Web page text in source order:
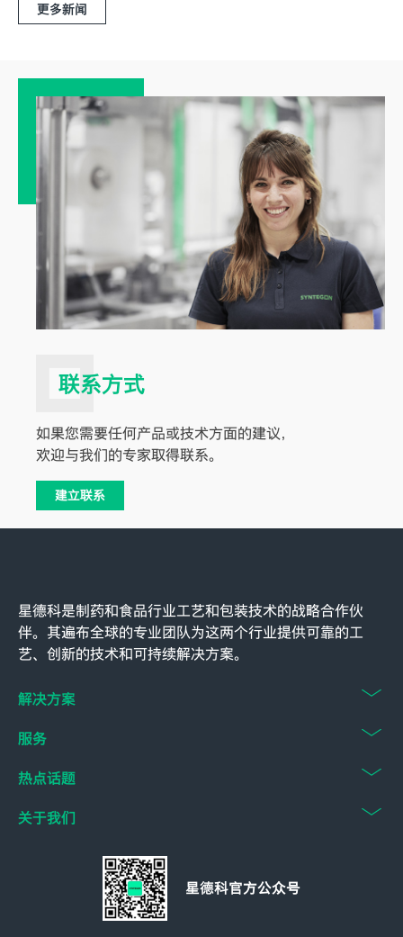
更多新闻
联系方式
如果您需要任何产品或技术方面的建议，
欢迎与我们的专家取得联系。
建立联系
星德科是制药和食品行业工艺和包装技术的战略合作伙
伴。其遍布全球的专业团队为这两个行业提供可靠的工
艺、创新的技术和可持续解决方案。
解决方案
服务
热点话题
关于我们
星德科官方公众号